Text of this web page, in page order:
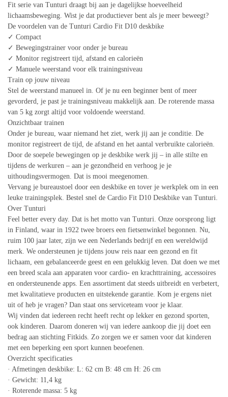
Fit serie van Tunturi draagt bij aan je dagelijkse hoeveelheid
lichaamsbeweging. Wist je dat productiever bent als je meer beweegt?
De voordelen van de Tunturi Cardio Fit D10 deskbike
✓ Compact
✓ Bewegingstrainer voor onder je bureau
✓ Monitor registreert tijd, afstand en calorieën
✓ Manuele weerstand voor elk trainingsniveau
Train op jouw niveau
Stel de weerstand manueel in. Of je nu een beginner bent of meer
gevorderd, je past je trainingsniveau makkelijk aan. De roterende massa
van 5 kg zorgt altijd voor voldoende weerstand.
Onzichtbaar trainen
Onder je bureau, waar niemand het ziet, werk jij aan je conditie. De
monitor registreert de tijd, de afstand en het aantal verbruikte calorieën.
Door de soepele bewegingen op je deskbike werk jij – in alle stilte en
tijdens de werkuren – aan je gezondheid en verhoog je je
uithoudingsvermogen. Dat is mooi meegenomen.
Vervang je bureaustoel door een deskbike en tover je werkplek om in een
leuke trainingsplek. Bestel snel de Cardio Fit D10 Deskbike van Tunturi.
Over Tunturi
Feel better every day. Dat is het motto van Tunturi. Onze oorsprong ligt
in Finland, waar in 1922 twee broers een fietsenwinkel begonnen. Nu,
ruim 100 jaar later, zijn we een Nederlands bedrijf en een wereldwijd
merk. We ondersteunen je tijdens jouw reis naar een gezond en fit
lichaam, een gebalanceerde geest en een gelukkig leven. Dat doen we met
een breed scala aan apparaten voor cardio- en krachttraining, accessoires
en ondersteunende apps. Een assortiment dat steeds uitbreidt en verbetert,
met kwalitatieve producten en uitstekende garantie. Kom je ergens niet
uit of heb je vragen? Dan staat ons serviceteam voor je klaar.
Wij vinden dat iedereen recht heeft recht op lekker en gezond sporten,
ook kinderen. Daarom doneren wij van iedere aankoop die jij doet een
bedrag aan stichting Fitkids. Zo zorgen we er samen voor dat kinderen
met een beperking een sport kunnen beoefenen.
Overzicht specificaties
· Afmetingen deskbike: L: 62 cm B: 48 cm H: 26 cm
· Gewicht: 11,4 kg
· Roterende massa: 5 kg